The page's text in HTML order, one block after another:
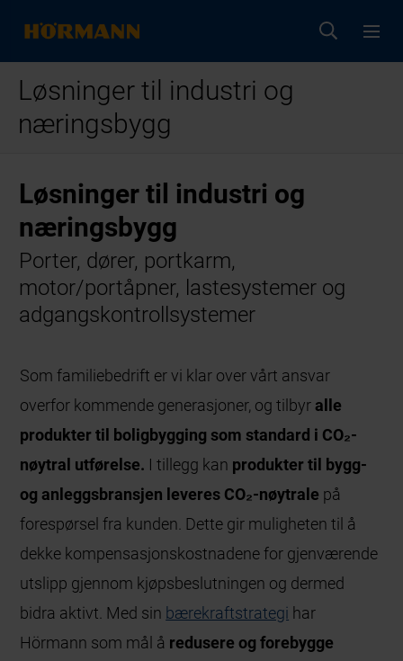
Løsninger til industri og
næringsbygg
Løsninger til industri og
næringsbygg
Porter, dører, portkarm,
motor/portåpner, lastesystemer og
adgangskontrollsystemer
Som familiebedrift er vi klar over vårt ansvar
overfor kommende generasjoner, og tilbyr alle
produkter til boligbygging som standard i CO₂-
nøytral utførelse. I tillegg kan produkter til bygg-
og anleggsbransjen leveres CO₂-nøytrale på
forespørsel fra kunden. Dette gir muligheten til å
dekke kompensasjonskostnadene for gjenværende
utslipp gjennom kjøpsbeslutningen og dermed
bidra aktivt. Med sin bærekraftstrategi har
Hörmann som mål å redusere og forebygge